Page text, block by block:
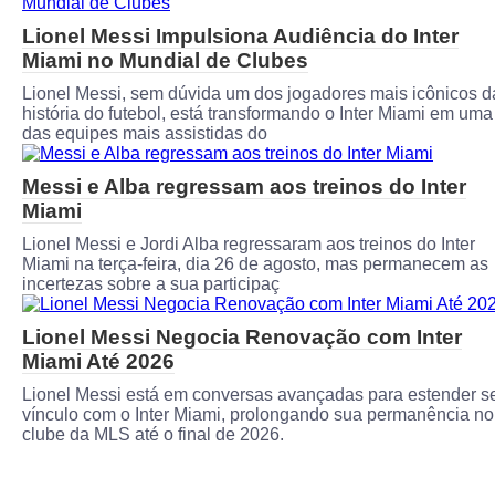
Lionel Messi Impulsiona Audiência do Inter
Miami no Mundial de Clubes
Lionel Messi, sem dúvida um dos jogadores mais icônicos
história do futebol, está transformando o Inter Miami em uma
das equipes mais assistidas do
Messi e Alba regressam aos treinos do Inter
Miami
Lionel Messi e Jordi Alba regressaram aos treinos do Inter
Miami na terça-feira, dia 26 de agosto, mas permanecem as
incertezas sobre a sua participaç
Lionel Messi Negocia Renovação com Inter
Miami Até 2026
Lionel Messi está em conversas avançadas para estender
vínculo com o Inter Miami, prolongando sua permanência no
clube da MLS até o final de 2026.